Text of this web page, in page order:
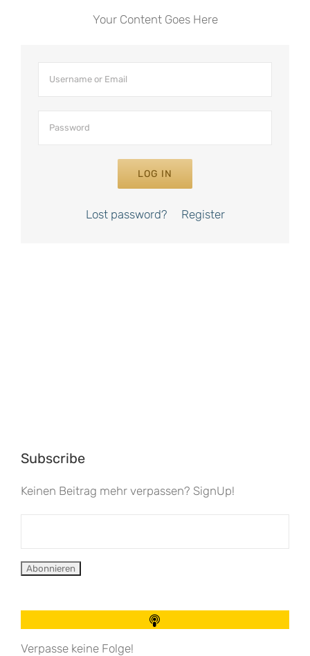
Your Content Goes Here
LOG IN
Lost password? Register
Subscribe
Keinen Beitrag mehr verpassen? SignUp!
Verpasse keine Folge!